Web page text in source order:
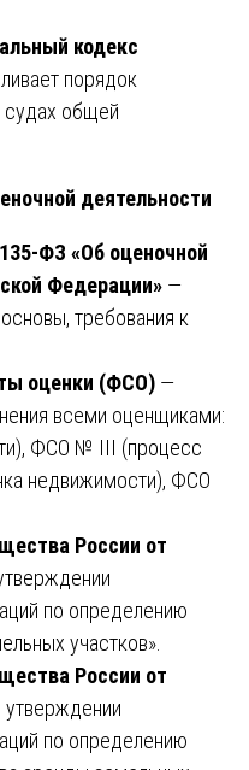
кодекс
порядок
судах общей
деятельности
ФЗ «Об оценочной
Федерации» —
требования к
оценки (ФСО) —
всеми оценщиками:
ФСО № III (процесс
недвижимости), ФСО
России от
по определению
участков».
России от
утверждении
по определению